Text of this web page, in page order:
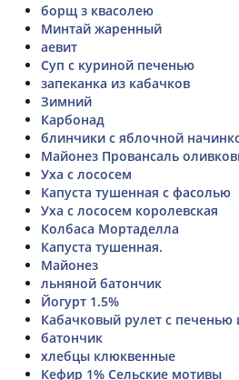
борщ з квасолею
Минтай жаренный
аевит
Суп с куриной печенью
запеканка из кабачков
Зимний
Карбонад
блинчики с яблочной
Майонез Провансаль
Уха с лососем
Капуста тушенная с фасолью
Уха с лососем королевская
Колбаса Мортаделла
Капуста тушенная.
Майонез
льняной батончик
Йогурт 1.5%
Кабачковый рулет с печенью
батончик
хлебцы клюквенные
Кефир 1% Сельские мотивы